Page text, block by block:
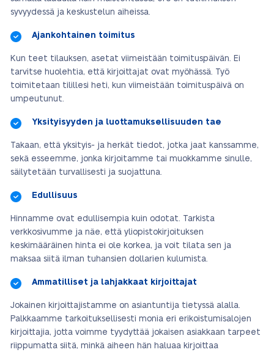
syvyydessä ja keskustelun aiheissa.
Ajankohtainen toimitus
Kun teet tilauksen, asetat viimeistään toimituspäivän. Ei
tarvitse huolehtia, että kirjoittajat ovat myöhässä. Työ
toimitetaan tilillesi heti, kun viimeistään toimituspäivä on
umpeutunut.
Yksityisyyden ja luottamuksellisuuden tae
Takaan, että yksityis- ja herkät tiedot, jotka jaat kanssamme,
sekä esseemme, jonka kirjoitamme tai muokkamme sinulle,
säilytetään turvallisesti ja suojattuna.
Edullisuus
Hinnamme ovat edullisempia kuin odotat. Tarkista
verkkosivumme ja näe, että yliopistokirjoituksen
keskimääräinen hinta ei ole korkea, ja voit tilata sen ja
maksaa siitä ilman tuhansien dollarien kulumista.
Ammatilliset ja lahjakkaat kirjoittajat
Jokainen kirjoittajistamme on asiantuntija tietyssä alalla.
Palkkaamme tarkoituksellisesti monia eri erikoistumisalojen
kirjoittajia, jotta voimme tyydyttää jokaisen asiakkaan tarpeet
riippumatta siitä, minkä aiheen hän haluaa kirjoittaa